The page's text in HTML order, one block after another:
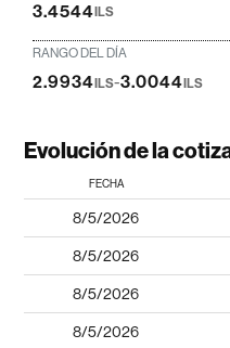
3.4544ILS
RANGO DEL DÍA
2.9934 ILS-3.0044 ILS
Evolución de la
FECHA
8/5/2026
8/5/2026
8/5/2026
8/5/2026